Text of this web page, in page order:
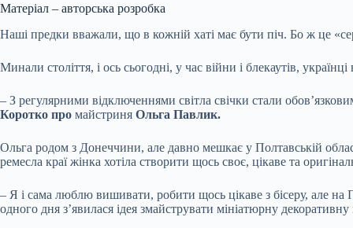
Матеріал – авторська розробка
Наші предки вважали, що в кожній хаті має бути піч. Бо ж це
Минали століття, і ось сьогодні, у час війни і блекаутів,
– З регулярними відключеннями світла свічки стали
Коротко про майстриня Ольга Павлик.
Ольга родом з Донеччини, але давно мешкає у Полтавській
ремесла краї жінка хотіла створити щось своє, цікаве та
– Я і сама люблю вишивати, робити щось цікаве з бісеру, але на
одного дня з’явилася ідея змайструвати мініатюрну декоративну